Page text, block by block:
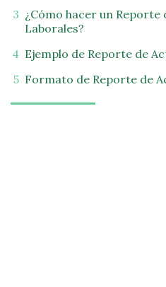
¿Cómo hacer un Reporte
Laborales?
Ejemplo de Reporte de
Formato de Reporte de